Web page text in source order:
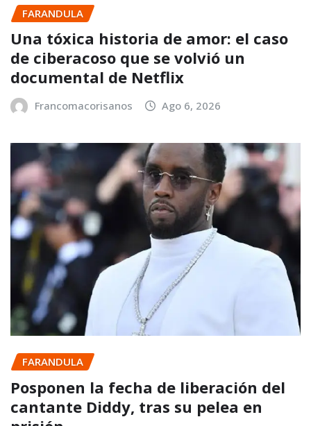
FARANDULA
Una tóxica historia de amor: el caso
de ciberacoso que se volvió un
documental de Netflix
Francomacorisanos Ago 6, 2026
FARANDULA
Posponen la fecha de liberación del
cantante Diddy, tras su pelea en